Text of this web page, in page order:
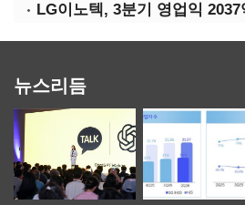
LG이노텍, 3분기 영업익
뉴스리듬